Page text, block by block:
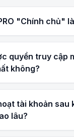
"Chính chủ"
quyền truy cập
không?
tài khoản sau
lâu?